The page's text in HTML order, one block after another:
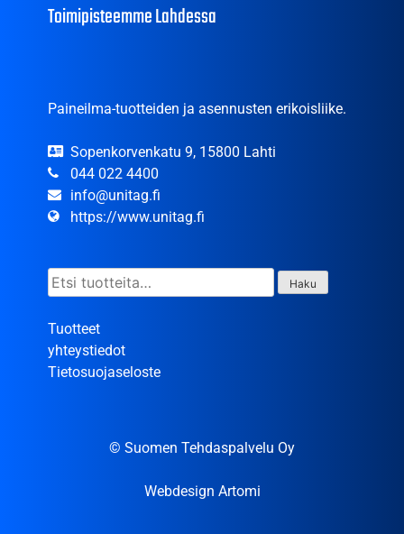
Toimipisteemme Lahdessa
Paineilma-tuotteiden ja asennusten erikoisliike.
Sopenkorvenkatu 9, 15800 Lahti
044 022 4400
info@unitag.fi
https://www.unitag.fi
Etsi: Haku
Tuotteet
yhteystiedot
Tietosuojaseloste
© Suomen Tehdaspalvelu Oy
Webdesign Artomi